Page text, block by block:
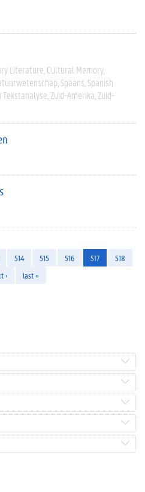
Literature Cultural Memory
Spaans Spanish
Tekstanalyse Zuid-Amerika Zuid-
514 515 516 517
518
› last »